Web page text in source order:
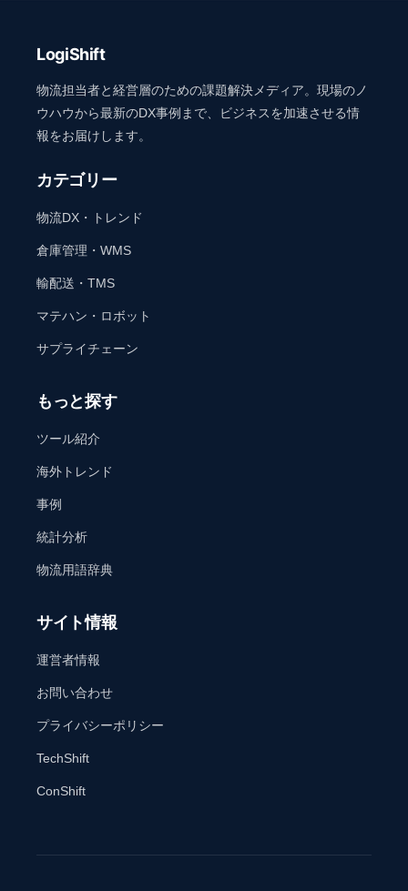
LogiShift
物流担当者と経営層のための課題解決メディア。現場のノ
ウハウから最新のDX事例まで、ビジネスを加速させる情
報をお届けします。
カテゴリー
物流DX・トレンド
倉庫管理・WMS
輸配送・TMS
マテハン・ロボット
サプライチェーン
もっと探す
ツール紹介
海外トレンド
事例
統計分析
物流用語辞典
サイト情報
運営者情報
お問い合わせ
プライバシーポリシー
TechShift
ConShift